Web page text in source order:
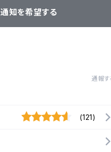
知を希望する
通報す
(121)